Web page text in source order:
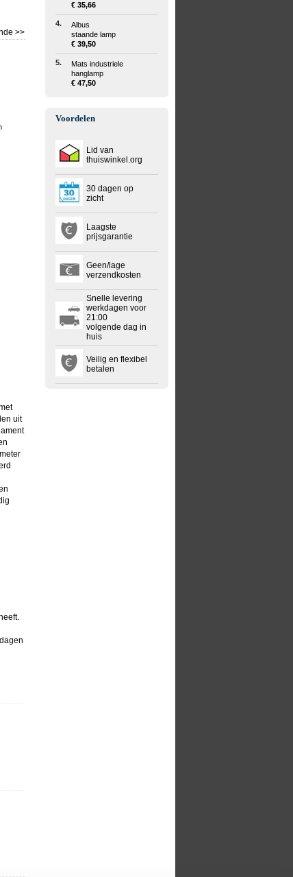
>>
uit
€ 35,66
4.
Albus
staande lamp
€ 39,50
5.
Mats industriele
hanglamp
€ 47,50
Voordelen
Lid van
thuiswinkel.org
30 dagen op
zicht
Laagste
prijsgarantie
Geen/lage
verzendkosten
Snelle levering
werkdagen voor
21:00
volgende dag in
huis
Veilig en flexibel
betalen